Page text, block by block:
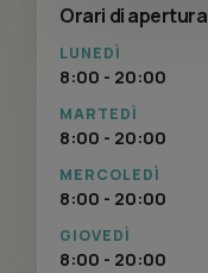
Orari di apertura
LUNEDÌ
8:00 - 20:00
MARTEDÌ
8:00 - 20:00
MERCOLEDÌ
8:00 - 20:00
GIOVEDÌ
8:00 - 20:00